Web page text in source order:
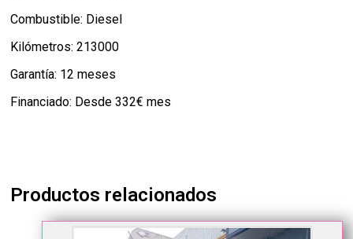
Combustible: Diesel
Kilómetros: 213000
Garantía: 12 meses
Financiado: Desde 332€ mes
Productos relacionados